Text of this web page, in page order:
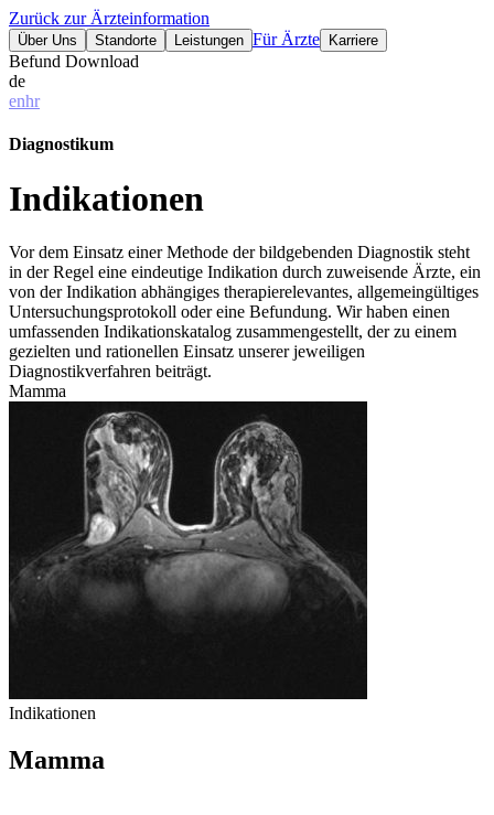
Zurück zur Ärzteinformation
Über Uns Standorte Leistungen Für Ärzte Karriere
Befund Download
de
enhr
Diagnostikum
Indikationen
Vor dem Einsatz einer Methode der bildgebenden Diagnostik steht
in der Regel eine eindeutige Indikation durch zuweisende Ärzte, ein
von der Indikation abhängiges therapierelevantes, allgemeingültiges
Untersuchungsprotokoll oder eine Befundung. Wir haben einen
umfassenden Indikationskatalog zusammengestellt, der zu einem
gezielten und rationellen Einsatz unserer jeweiligen
Diagnostikverfahren beiträgt.
Mamma
Gefäßsystem
Thoraxorgane
Bewegungsapparat
Wirbelsäule und Rückenmark
Gehirnschädel
Gesichtsschädel (HNO und Auge)
Indikationen
Mamma